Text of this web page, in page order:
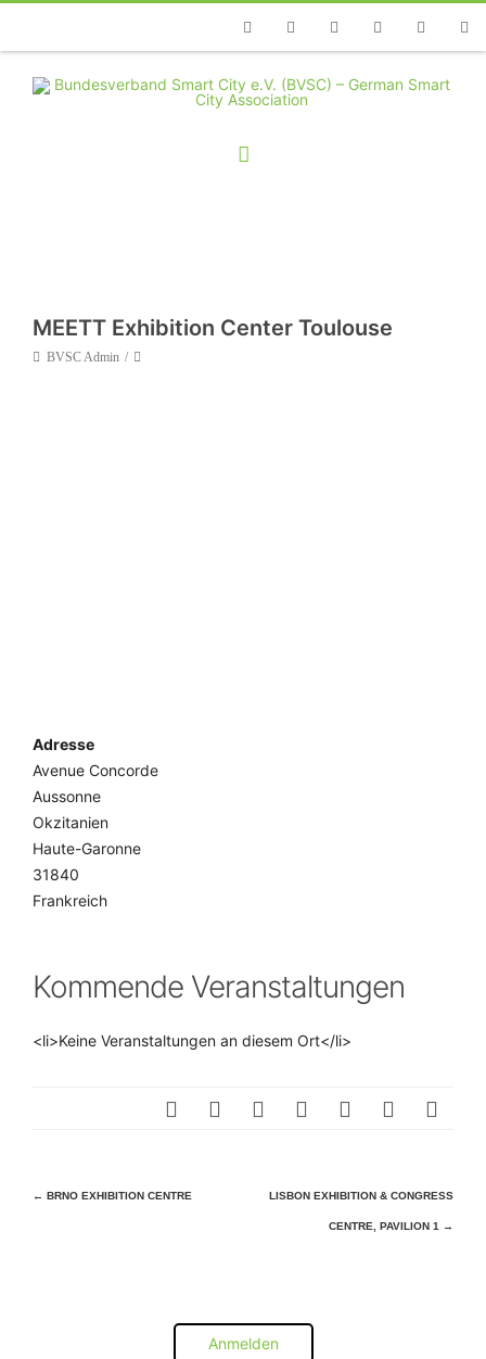
TelefonFacebookTwitterYoutubeInstagramLinkedin
MEETT Exhibition Center Toulouse
BVSC Admin
Adresse
Avenue Concorde
Aussonne
Okzitanien
Haute-Garonne
31840
Frankreich
Kommende Veranstaltungen
<li>Keine Veranstaltungen an diesem Ort</li>
Beitragsnavigation
← BRNO EXHIBITION CENTRE LISBON EXHIBITION & CONGRESS
CENTRE, PAVILION 1 →
Anmelden